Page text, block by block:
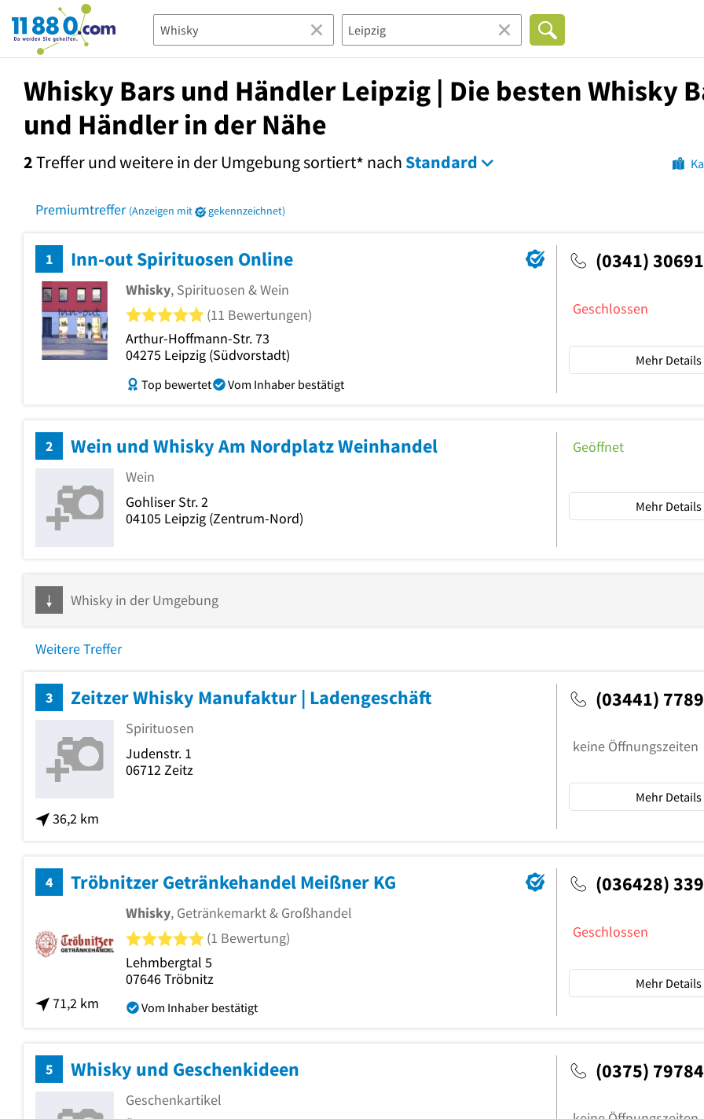
11880.com
Whisky Bars und Händler Leipzig | Die besten Whisky
und Händler in der Nähe
2Treffer und weitere in der Umgebungsortiert* nach Standard
Premiumtreffer (Anzeigen mit gekennzeichnet)
1 Inn-out Spirituosen Online
Whisky, Spirituosen & Wein
5 von 5 Sternen
(11 Bewertungen)
Arthur-Hoffmann-Str. 73
04275 Leipzig (Südvorstadt)
Top bewertet Vom Inhaber bestätigt
(0341)
Geschlossen
Mehr Details
2 Wein und Whisky Am Nordplatz Weinhandel
Wein
Gohliser Str. 2
04105 Leipzig (Zentrum-Nord)
Geöffnet
Mehr Details
Whisky in der Umgebung
Weitere Treffer
3 Zeitzer Whisky Manufaktur | Ladengeschäft
36,2 km
Spirituosen
Judenstr. 1
06712Zeitz
(03441)
keine Öffnungszeiten
Mehr Details
4 Tröbnitzer Getränkehandel Meißner KG
71,2 km
Whisky, Getränkemarkt & Großhandel
5 von 5 Sternen
(1 Bewertung)
Lehmbergtal 5
07646Tröbnitz
Vom Inhaber bestätigt
(036428)
Geschlossen
Mehr Details
5 Whisky und Geschenkideen
Geschenkartikel
(0375)